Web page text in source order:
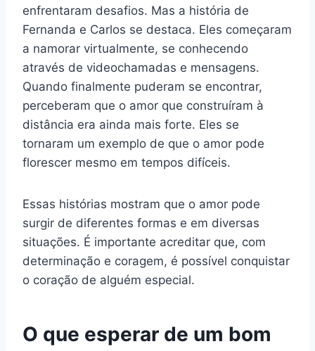
enfrentaram desafios. Mas a história de
Fernanda e Carlos se destaca. Eles começaram
a namorar virtualmente, se conhecendo
através de videochamadas e mensagens.
Quando finalmente puderam se encontrar,
perceberam que o amor que construíram à
distância era ainda mais forte. Eles se
tornaram um exemplo de que o amor pode
florescer mesmo em tempos difíceis.
Essas histórias mostram que o amor pode
surgir de diferentes formas e em diversas
situações. É importante acreditar que, com
determinação e coragem, é possível conquistar
o coração de alguém especial.
O que esperar de um bom